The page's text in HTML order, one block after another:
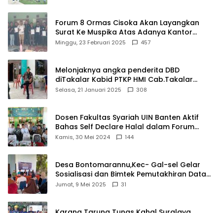
Forum 8 Ormas Cisoka Akan Layangkan
Surat Ke Muspika Atas Adanya Kantor
Matel di Cisoka
Minggu, 23 Februari 2025 457
Melonjaknya angka penderita DBD
diTakalar Kabid PTKP HMI Cab.Takalar
angkat bicara
Selasa, 21 Januari 2025 308
Dosen Fakultas Syariah UIN Banten Aktif
Bahas Self Declare Halal dalam Forum
Ijtima Ulama MUI
Kamis, 30 Mei 2024 144
Desa Bontomarannu,Kec- Gal-sel Gelar
Sosialisasi dan Bimtek Pemutakhiran Data
ID
Jumat, 9 Mei 2025 31